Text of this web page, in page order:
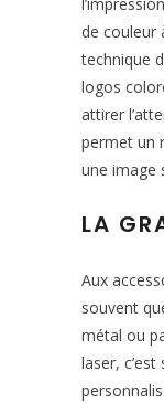
de couleur
technique
logos
attirer
permet un
une image
LA
Aux
souvent
métal ou
laser,